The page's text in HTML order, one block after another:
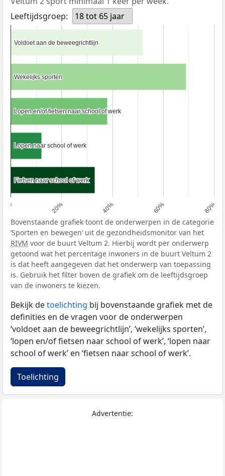
Leeftijdsgroep:
18 tot 65 jaar
0% 20% 40% 60% 80%
Voldoet aan de beweegrichtlijn
Voldoet aan de beweegrichtlijn
Wekelijks sporten
Wekelijks sporten
Lopen en/of fietsen naar school of werk
Lopen en/of fietsen naar school of werk
Lopen naar school of werk
Lopen naar school of werk
Fietsen naar school of werk
Fietsen naar school of werk
Bovenstaande grafiek toont de onderwerpen in de categorie
‘Sporten en bewegen’ uit de gezondheidsmonitor van het
RIVM voor de buurt Veltum 2. Hierbij wordt per onderwerp
getoond wat het percentage inwoners in de buurt Veltum 2
is dat heeft aangegeven dat het onderwerp van toepassing
is. Gebruik het filter boven de grafiek om de leeftijdsgroep
van de inwoners te kiezen.
Bekijk detoelichting bij bovenstaande grafiek met de
definities en de vragen voor de onderwerpen
‘voldoet aan de beweegrichtlijn’, ‘wekelijks sporten’,
‘lopen en/of fietsen naar school of werk’, ‘lopen naar
school of werk’ en ‘fietsen naar school of werk’.
Toelichting
Advertentie: